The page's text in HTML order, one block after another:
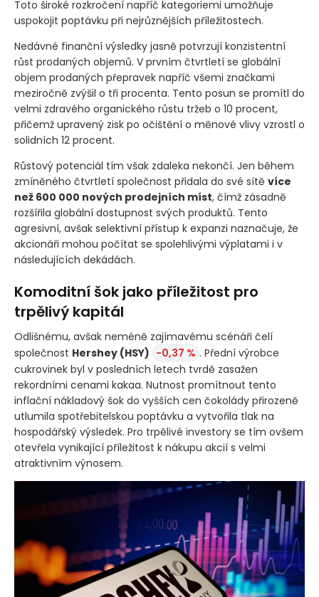
Toto široké rozkročení napříč kategoriemi umožňuje
uspokojit poptávku při nejrůznějších příležitostech.
Nedávné finanční výsledky jasně potvrzují konzistentní
růst prodaných objemů. V prvním čtvrtletí se globální
objem prodaných přepravek napříč všemi značkami
meziročně zvýšil o tři procenta. Tento posun se promítl do
velmi zdravého organického růstu tržeb o 10 procent,
přičemž upravený zisk po očištění o měnové vlivy vzrostl o
solidních 12 procent.
Růstový potenciál tím však zdaleka nekončí. Jen během
zmíněného čtvrtletí společnost přidala do své sítě více
než 600 000 nových prodejních míst, čímž zásadně
rozšířila globální dostupnost svých produktů. Tento
agresivní, avšak selektivní přístup k expanzi naznačuje, že
akcionáři mohou počítat se spolehlivými výplatami i v
následujících dekádách.
Komoditní šok jako příležitost pro
trpělivý kapitál
Odlišnému, avšak neméně zajímavému scénáři čelí
společnost Hershey (HSY) -0,37 % . Přední výrobce
cukrovinek byl v posledních letech tvrdě zasažen
rekordními cenami kakaa. Nutnost promítnout tento
inflační nákladový šok do vyšších cen čokolády přirozeně
utlumila spotřebitelskou poptávku a vytvořila tlak na
hospodářský výsledek. Pro trpělivé investory se tím ovšem
otevřela vynikající příležitost k nákupu akcií s velmi
atraktivním výnosem.